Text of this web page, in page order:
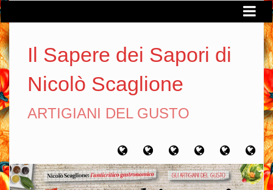
Il Sapere dei Sapori di
Nicolò Scaglione
ARTIGIANI DEL GUSTO
Home Chi
sono
Artigiani
del
gusto
Viaggi
del
gusto
Filosofia
del
gusto